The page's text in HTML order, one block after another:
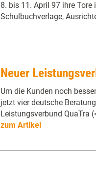
8. bis 11. April 97 ihre Tore
Schulbuchverlage,
Neuer
Um die Kunden noch
jetzt vier deutsche
Leistungsverbund QuaTra
zum Artikel